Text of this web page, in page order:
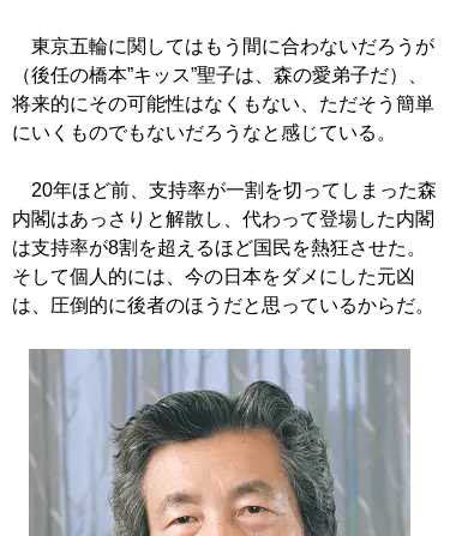
東京五輪に関してはもう間に合わないだろうが
（後任の橋本”キッス”聖子は、森の愛弟子だ）、
将来的にその可能性はなくもない、ただそう簡単
にいくものでもないだろうなと感じている。
20年ほど前、支持率が一割を切ってしまった森
内閣はあっさりと解散し、代わって登場した内閣
は支持率が8割を超えるほど国民を熱狂させた。
そして個人的には、今の日本をダメにした元凶
は、圧倒的に後者のほうだと思っているからだ。